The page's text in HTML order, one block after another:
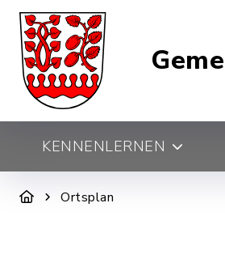
KENNENLERNEN
Ortsplan